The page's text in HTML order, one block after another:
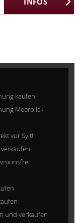
kaufen
Meerblick
vor Sylt!
und verkaufen